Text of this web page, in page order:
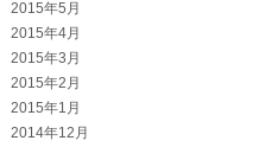
2015年5月
2015年4月
2015年3月
2015年2月
2015年1月
2014年12月